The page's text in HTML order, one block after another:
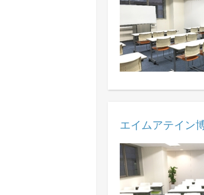
エイムアテイン